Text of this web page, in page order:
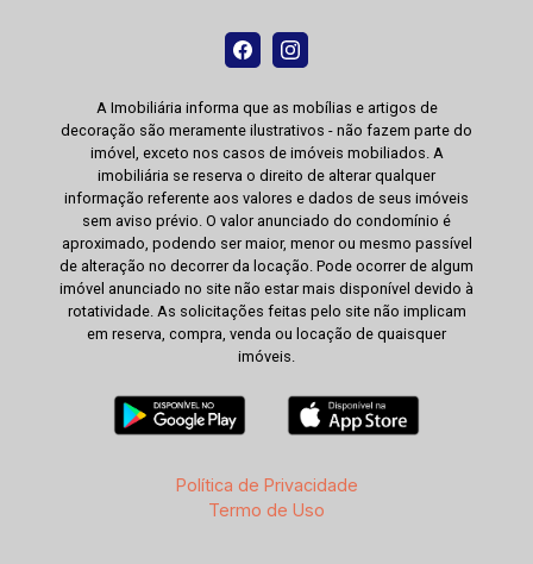
A Imobiliária informa que as mobílias e artigos de
decoração são meramente ilustrativos - não fazem parte do
imóvel, exceto nos casos de imóveis mobiliados. A
imobiliária se reserva o direito de alterar qualquer
informação referente aos valores e dados de seus imóveis
sem aviso prévio. O valor anunciado do condomínio é
aproximado, podendo ser maior, menor ou mesmo passível
de alteração no decorrer da locação. Pode ocorrer de algum
imóvel anunciado no site não estar mais disponível devido à
rotatividade. As solicitações feitas pelo site não implicam
em reserva, compra, venda ou locação de quaisquer
imóveis.
Política de Privacidade
Termo de Uso